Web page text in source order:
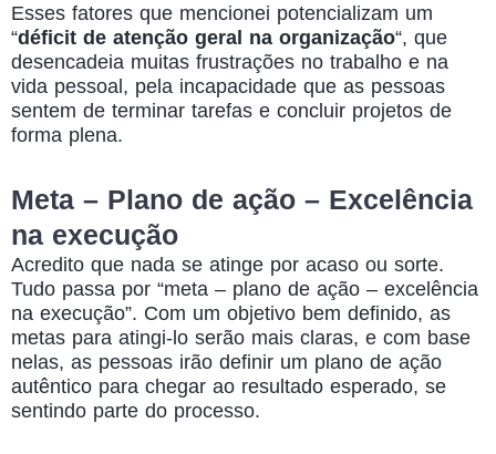
Esses fatores que mencionei potencializam um
“déficit de atenção geral na organização“, que
desencadeia muitas frustrações no trabalho e na
vida pessoal, pela incapacidade que as pessoas
sentem de terminar tarefas e concluir projetos de
forma plena.
Meta – Plano de ação – Excelência
na execução
Acredito que nada se atinge por acaso ou sorte.
Tudo passa por “meta – plano de ação – excelência
na execução”. Com um objetivo bem definido, as
metas para atingi-lo serão mais claras, e com base
nelas, as pessoas irão definir um plano de ação
autêntico para chegar ao resultado esperado, se
sentindo parte do processo.